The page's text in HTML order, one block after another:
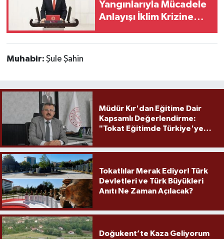
Yangınlarıyla Mücadele
Anlayışı İklim Krizine
Yapılandırılmalı"
Muhabir: Şule Şahin
Müdür Kır'dan Eğitime Dair
Kapsamlı Değerlendirme:
"Tokat Eğitimde Türkiye'ye
Tokatlılar Merak Ediyor! Türk
Devletleri ve Türk Büyükleri
Anıtı Ne Zaman Açılacak?
Doğukent’te Kaza Geliyorum